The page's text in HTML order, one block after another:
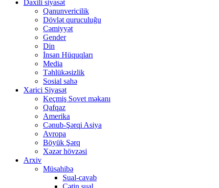
Daxili siyasət
Qanunvericilik
Dövlət quruculuğu
Cəmiyyət
Gender
Din
İnsan Hüquqları
Media
Təhlükəsizlik
Sosial sahə
Xarici Siyasət
Keçmiş Sovet məkanı
Qafqaz
Amerika
Cənub-Şərqi Asiya
Avropa
Böyük Şərq
Xəzər hövzəsi
Arxiv
Müsahibə
Sual-cavab
Çətin sual